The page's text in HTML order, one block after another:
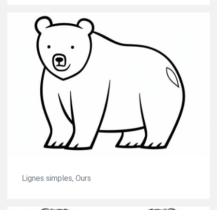
Lignes simples, Ours